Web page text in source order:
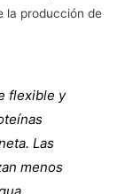
la producción de
flexible y
Las
menos